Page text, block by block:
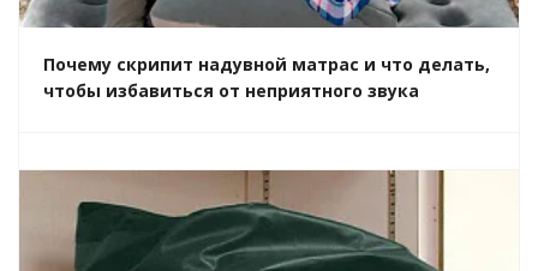
Почему скрипит надувной матрас и что делать,
чтобы избавиться от неприятного звука